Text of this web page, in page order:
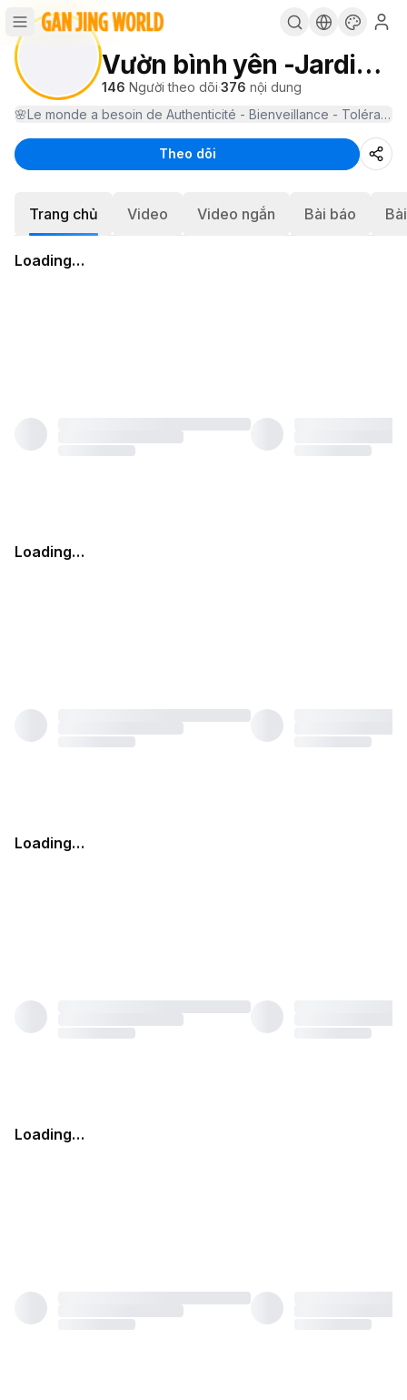
Vườn bình yên -Jardin Paisible - FR1
146 Người theo dõi·376 nội dung
Theo dõi
Trang chủ Video Video ngắn Bài báo
Loading…
Loading…
Loading…
Loading…